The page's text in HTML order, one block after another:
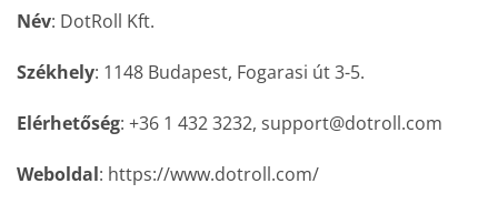
Név: DotRoll Kft.
Székhely: 1148 Budapest, Fogarasi út 3-5.
Elérhetőség: +36 1 432 3232, support@dotroll.com
Weboldal: https://www.dotroll.com/